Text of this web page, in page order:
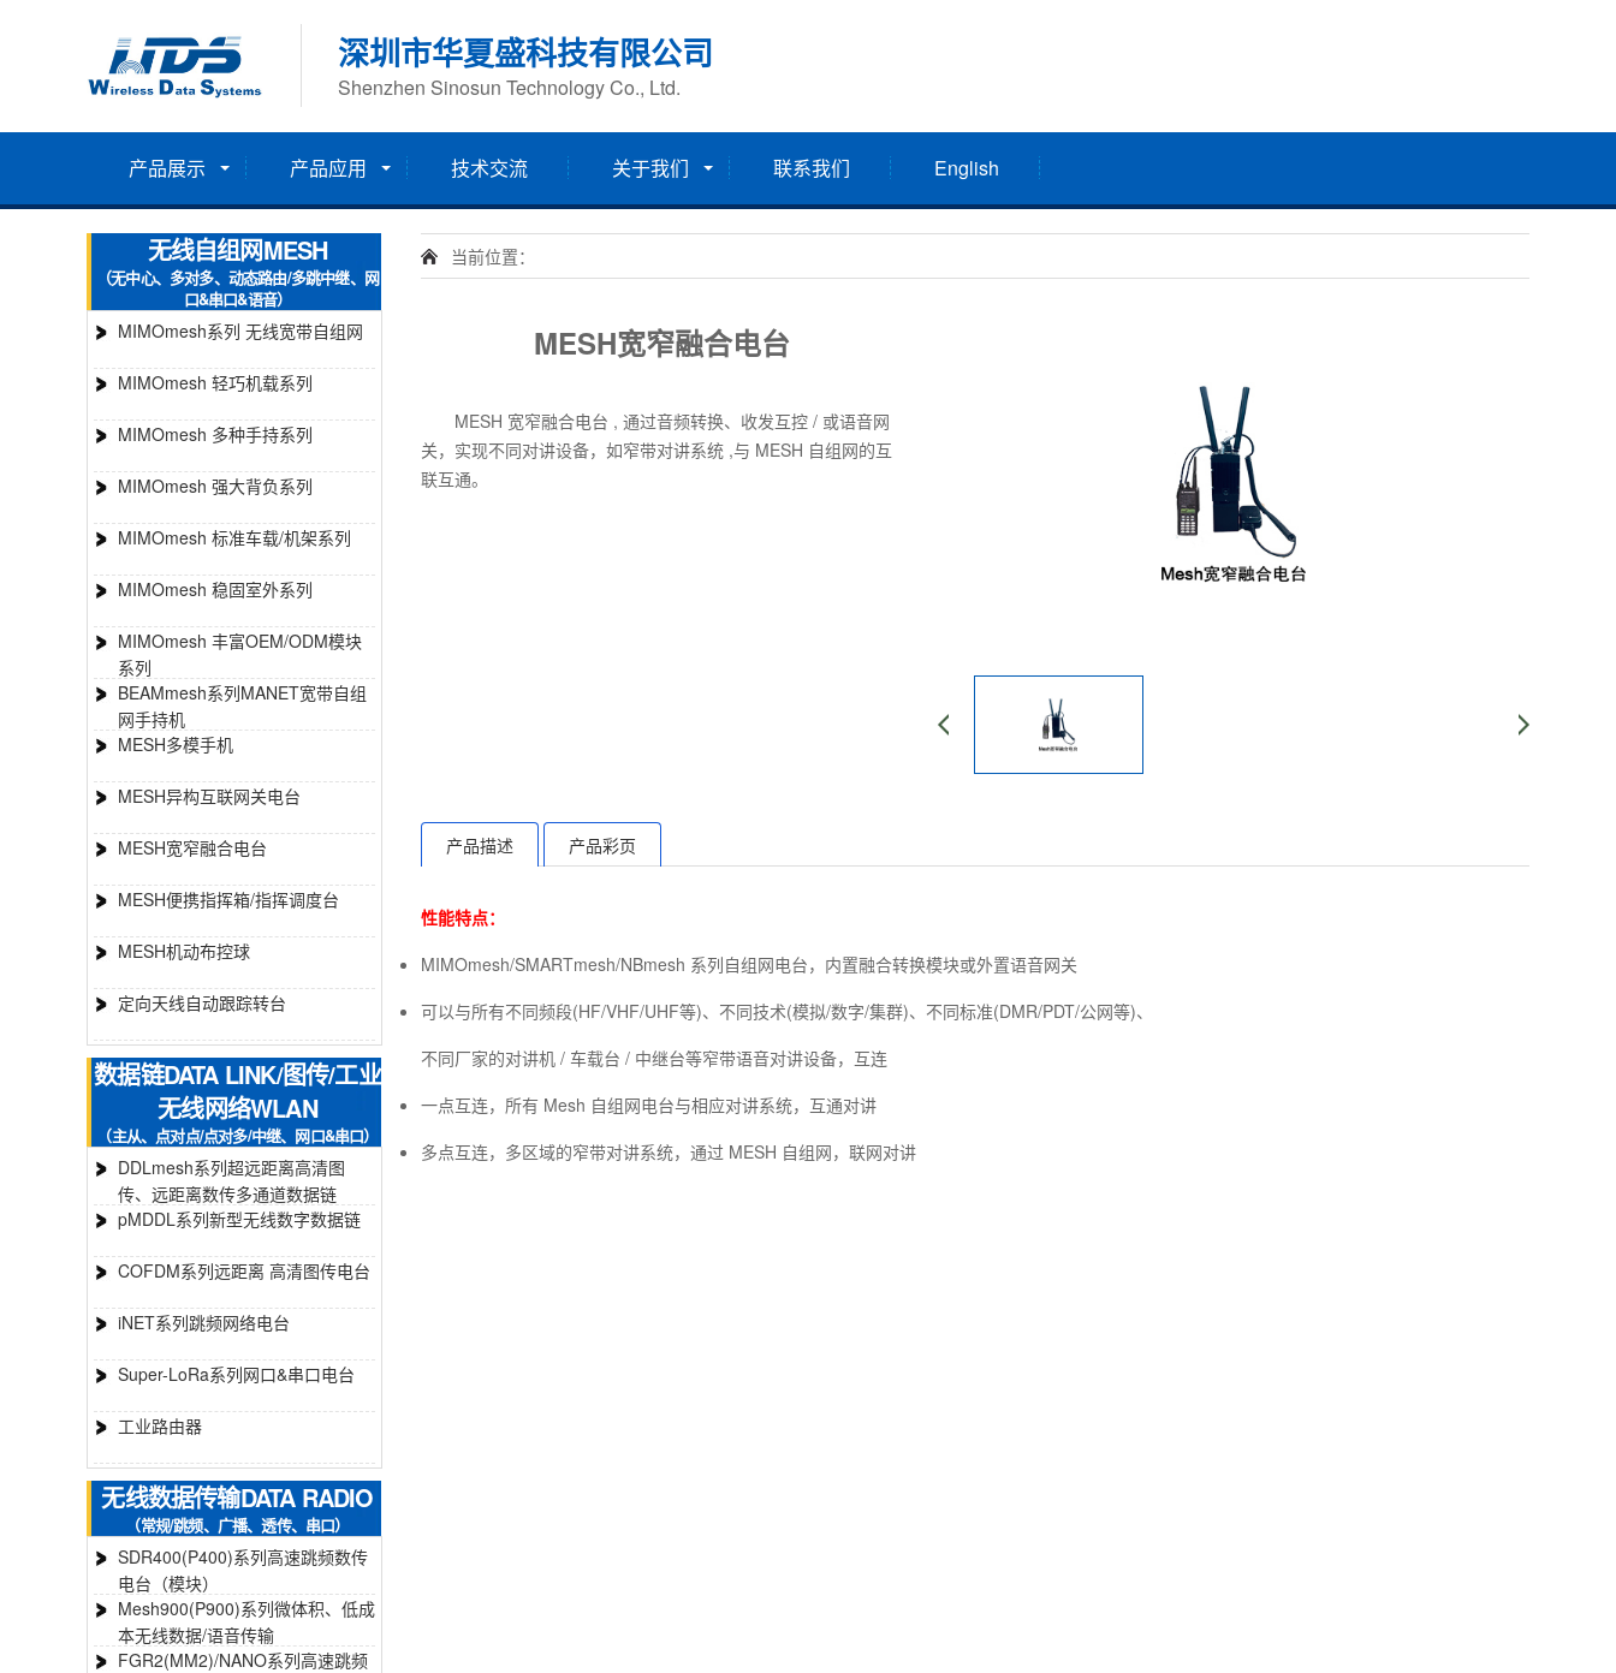
深圳市华夏盛科技有限公司
Shenzhen Sinosun Technology Co., Ltd.
产品展示 产品应用 技术交流 关于我们 联系我们 English
无线自组网MESH
（无中心、多对多、动态路由/多跳中继、网
口&串口&语音）
MIMOmesh系列 无线宽带自组网
MIMOmesh 轻巧机载系列
MIMOmesh 多种手持系列
MIMOmesh 强大背负系列
MIMOmesh 标准车载/机架系列
MIMOmesh 稳固室外系列
MIMOmesh 丰富OEM/ODM模块
系列
BEAMmesh系列MANET宽带自组
网手持机
MESH多模手机
MESH异构互联网关电台
MESH宽窄融合电台
MESH便携指挥箱/指挥调度台
MESH机动布控球
定向天线自动跟踪转台
数据链DATA LINK/图传/工业
无线网络WLAN
（主从、点对点/点对多/中继、网口&串口）
DDLmesh系列超远距离高清图
传、远距离数传多通道数据链
pMDDL系列新型无线数字数据链
COFDM系列远距离 高清图传电台
iNET系列跳频网络电台
Super-LoRa系列网口&串口电台
工业路由器
无线数据传输DATA RADIO
（常规/跳频、广播、透传、串口）
SDR400(P400)系列高速跳频数传
电台（模块）
Mesh900(P900)系列微体积、低成
本无线数据/语音传输
FGR2(MM2)/NANO系列高速跳频
当前位置：
MESH宽窄融合电台
MESH 宽窄融合电台 , 通过音频转换、收发互控 / 或语音网
关，实现不同对讲设备，如窄带对讲系统 ,与 MESH 自组网的互
联互通。
产品描述 产品彩页
性能特点：
MIMOmesh/SMARTmesh/NBmesh 系列自组网电台，内置融合转换模块或外置语音网关
可以与所有不同频段(HF/VHF/UHF等)、不同技术(模拟/数字/集群)、不同标准(DMR/PDT/公网等)、
不同厂家的对讲机 / 车载台 / 中继台等窄带语音对讲设备，互连
一点互连，所有 Mesh 自组网电台与相应对讲系统，互通对讲
多点互连，多区域的窄带对讲系统，通过 MESH 自组网，联网对讲